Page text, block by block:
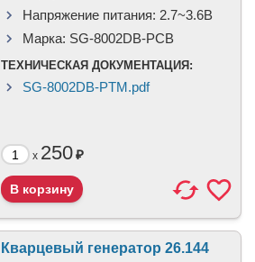
Напряжение питания: 2.7~3.6В
Марка: SG-8002DB-PCB
ТЕХНИЧЕСКАЯ ДОКУМЕНТАЦИЯ:
SG-8002DB-PTM.pdf
x 250₽
Кварцевый генератор 26.144